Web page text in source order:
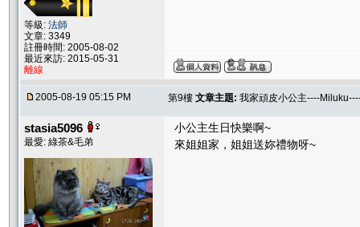
等級: 法師
文章: 3349
註冊時間: 2005-08-02
最近來訪: 2015-05-31
離線
2005-08-19 05:15 PM 第9樓 文章主題: 我家頑皮小公主----
stasia5096
最愛: 綠茶&毛弟
小公主生日快樂啊~
來姐姐家，姐姐送妳禮物呀~